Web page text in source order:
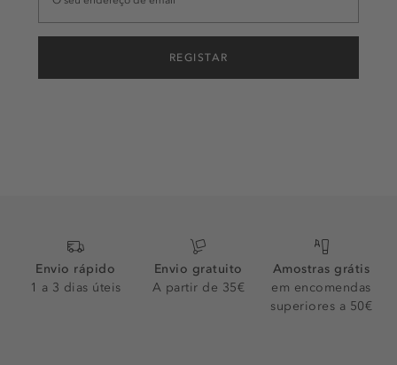
REGISTAR
Envio rápido
1 a 3 dias úteis
Envio gratuito
A partir de 35€
Amostras grátis
em encomendas
superiores a 50€